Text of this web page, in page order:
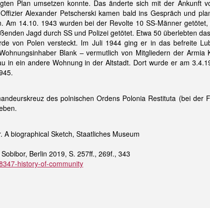
Plan umsetzen konnte. Das änderte sich mit der Ankunft
Alexander Petscherski kamen bald ins Gespräch und
Am 14.10. 1943 wurden bei der Revolte 10 SS-Männer
Jagd durch SS und Polizei getötet. Etwa 50 überlebten
von Polen versteckt. Im Juli 1944 ging er in das befreite
Blank – vermutlich von Mitgliedern der Armia
in ein andere Wohnung in der Altstadt. Dort wurde er am
des polnischen Ordens Polonia Restituta (bei der
biographical Sketch, Staatliches Museum
Berlin 2019, S. 257ff., 269f., 343
history-of-community